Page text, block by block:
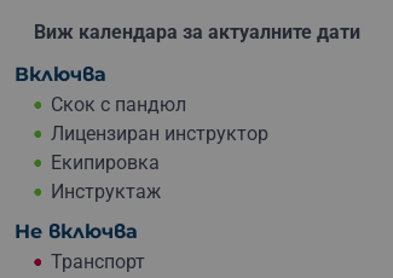
Виж календара за актуалните дати
Включва
Скок с пандюл
Лицензиран инструктор
Екипировка
Инструктаж
Не включва
Транспорт